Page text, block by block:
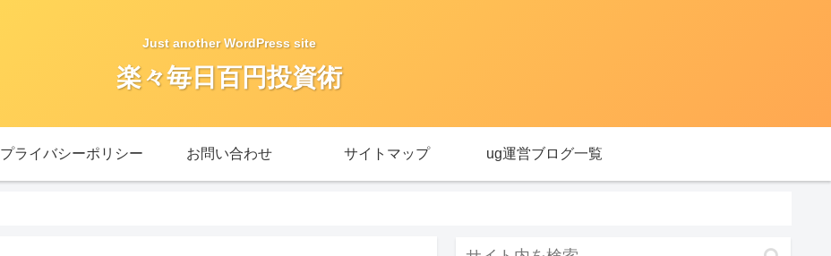
Just another WordPress site
楽々毎日百円投資術
プライバシーポリシー お問い合わせ サイトマップ ug運営ブログ一覧